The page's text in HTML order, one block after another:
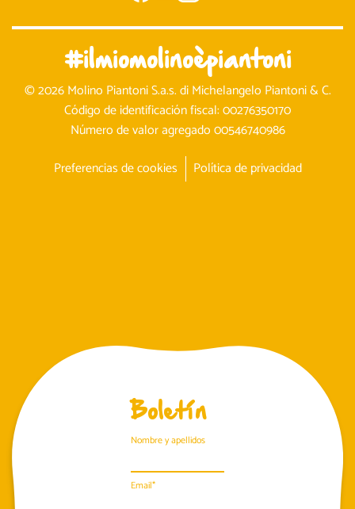
#ilmiomolinoèpiantoni
© 2026 Molino Piantoni S.a.s. di Michelangelo Piantoni & C.
Código de identificación fiscal: 00276350170
Número de valor agregado 00546740986
Preferencias de cookies
Política de privacidad
Boletín
Nombre y apellidos
Email*